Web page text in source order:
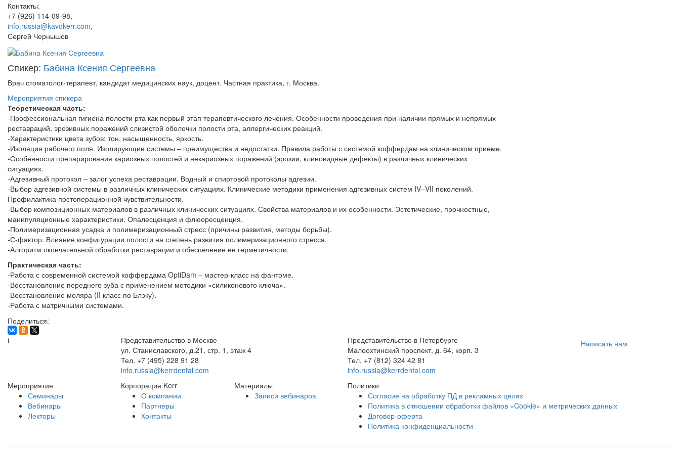
Контакты:
+7 (926) 114-09-98,
info.russia@kavokerr.com,
Сергей Чернышов
Спикер: Бабина Ксения Сергеевна
Врач стоматолог-терапевт, кандидат медицинских наук, доцент. Частная практика, г. Москва.
Мероприятия спикера
Теоретическая часть:
-Профессиональная гигиена полости рта как первый этап терапевтического лечения. Особенности проведения при наличии прямых и непрямых
реставраций, эрозивных поражений слизистой оболочки полости рта, аллергических реакций.
-Характеристики цвета зубов: тон, насыщенность, яркость.
-Изоляция рабочего поля. Изолирующие системы – преимущества и недостатки. Правила работы с системой коффердам на клиническом приеме.
-Особенности препарирования кариозных полостей и некариозных поражений (эрозии, клиновидные дефекты) в различных клинических
ситуациях.
-Адгезивный протокол – залог успеха реставрации. Водный и спиртовой протоколы адгезии.
-Выбор адгезивной системы в различных клинических ситуациях. Клинические методики применения адгезивных систем IV–VII поколений.
Профилактика постоперационной чувствительности.
-Выбор композиционных материалов в различных клинических ситуациях. Свойства материалов и их особенности. Эстетические, прочностные,
манипуляционные характеристики. Опалесценция и флюоресценция.
-Полимеризационная усадка и полимеризационный стресс (причины развития, методы борьбы).
-С-фактор. Влияние конфигурации полости на степень развития полимеризационного стресса.
-Алгоритм окончательной обработки реставрации и обеспечение ее герметичности.
Практическая часть:
-Работа с современной системой коффердама OptiDam – мастер-класс на фантоме.
-Восстановление переднего зуба с применением методики «силиконового ключа».
-Восстановление моляра (II класс по Блэку).
-Работа с матричными системами.
Поделиться:
i
Представительство в Москве
ул. Станиславского, д.21, стр. 1, этаж 4
Тел. +7 (495) 228 91 28
info.russia@kerrdental.com
Представительство в Петербурге
Малоохтинский проспект, д. 64, корп. 3
Тел. +7 (812) 324 42 81
info.russia@kerrdental.com
Написать нам
Мероприятия
Семинары
Вебинары
Лекторы
Корпорация Kerr
О компании
Партнеры
Контакты
Материалы
Записи вебинаров
Политики
Согласие на обработку ПД в рекламных целях
Политика в отношении обработки файлов «Cookie» и метрических данных
Договор-оферта
Политика конфиденциальности